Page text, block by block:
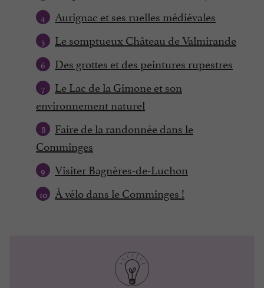
Aurignac et ses ruelles médiévales
Le somptueux Château de Valmirande
Des grottes et des peintures rupestres
Le Lac de la Gimone et son
environnement naturel
Faire de la randonnée dans le
Comminges
Visiter Bagnères-de-Luchon
À vélo dans le Comminges !